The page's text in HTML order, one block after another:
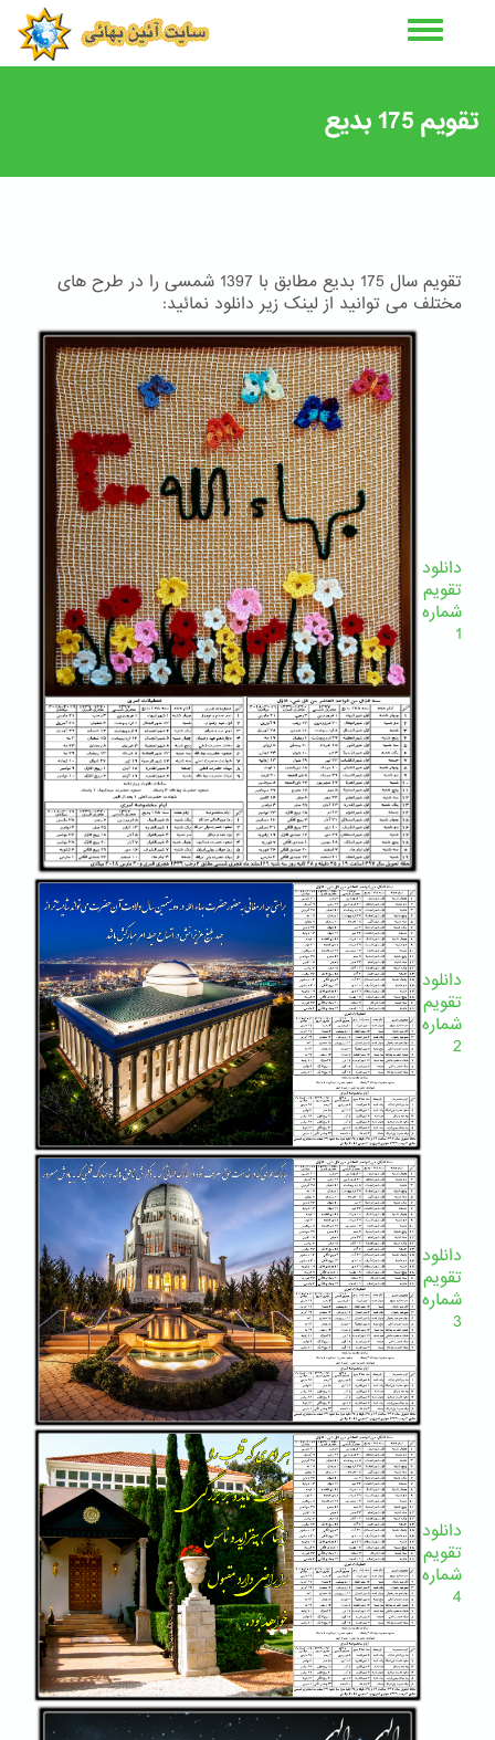
تقویم 175 بدیع
تقویم سال 175 بدیع مطابق با 1397 شمسی را در طرح های
مختلف می توانید از لینک زیر دانلود نمائید:
دانلود
تقویم
شماره
1
دانلود
تقویم
شماره
2
دانلود
تقویم
شماره
3
دانلود
تقویم
شماره
4